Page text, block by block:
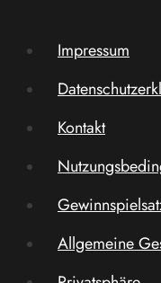
Impressum
Kontakt
Allgemeine